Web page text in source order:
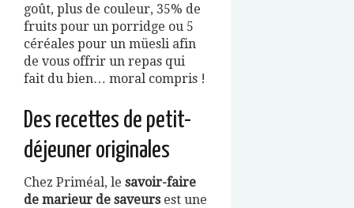
goût, plus de couleur, 35% de
fruits pour un porridge ou 5
céréales pour un müesli afin
de vous offrir un repas qui
fait du bien… moral compris !
Des recettes de petit-
déjeuner originales
Chez Priméal, le savoir-faire
de marieur de saveursest une